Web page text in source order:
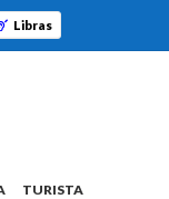
Libras
TURISTA